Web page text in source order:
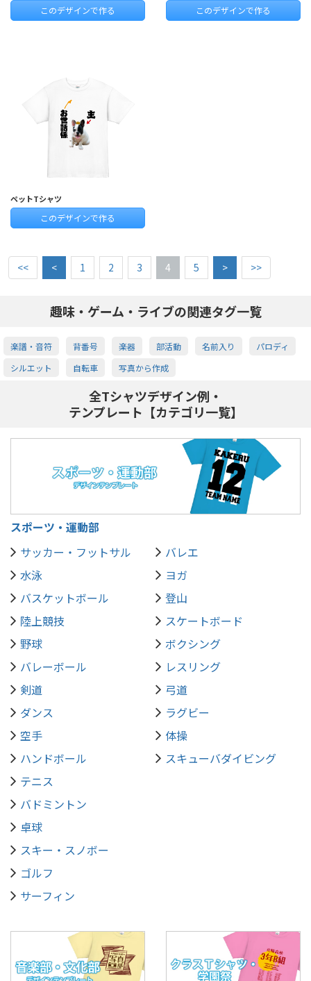
このデザインで作る このデザインで作る
ペットTシャツ
このデザインで作る
<< < 1 2 3 4 5 > >>
趣味・ゲーム・ライブの関連タグ一覧
楽譜・音符 背番号 楽器 部活動 名前入り
パロディ
シルエット
自転車 写真から作成
全Tシャツデザイン例・
テンプレート【カテゴリ一覧】
スポーツ・運動部
サッカー・フットサル
水泳
バスケットボール
陸上競技
野球
バレーボール
剣道
ダンス
空手
ハンドボール
テニス
バドミントン
卓球
スキー・スノボー
ゴルフ
サーフィン
バレエ
ヨガ
登山
スケートボード
ボクシング
レスリング
弓道
ラグビー
体操
スキューバダイビング